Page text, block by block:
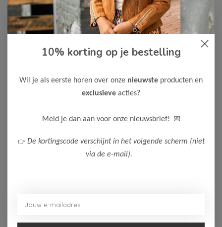
Le Chic
Le Chic Meisjes Rok TREACLE
10% korting op je bestelling
Wil je als eerste horen over onze nieuwste producten en
exclusieve acties?
Meld je dan aan voor onze nieuwsbrief! 💌
👉 De kortingscode verschijnt in het volgende scherm (niet
via de e-mail).